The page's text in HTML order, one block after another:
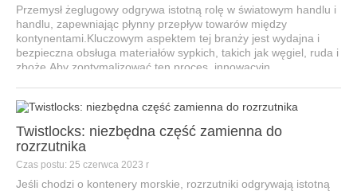
Przemysł żeglugowy odgrywa istotną rolę w światowym handlu i
handlu, zapewniając płynny przepływ towarów między
kontynentami.Kluczowym aspektem tej branży jest wydajna i
bezpieczna obsługa materiałów sypkich, takich jak węgiel, ruda i
zboże.Aby zoptymalizować ten proces, innowacyjn...
Twistlocks: niezbędna część zamienna do
rozrzutnika
Czas postu: 25 czerwca 2023 r
Jeśli chodzi o kontenery morskie, rozrzutniki odgrywają istotną